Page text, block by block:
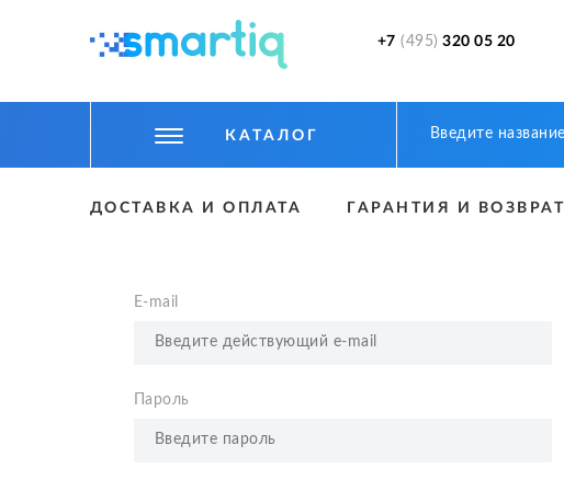
+7 (495) 320 05 20
КАТАЛОГ
АКСЕССУАРЫ
ДОСТАВКА И ОПЛАТА ГАРАНТИЯ И ВОЗВРАТ
E-mail
Пароль